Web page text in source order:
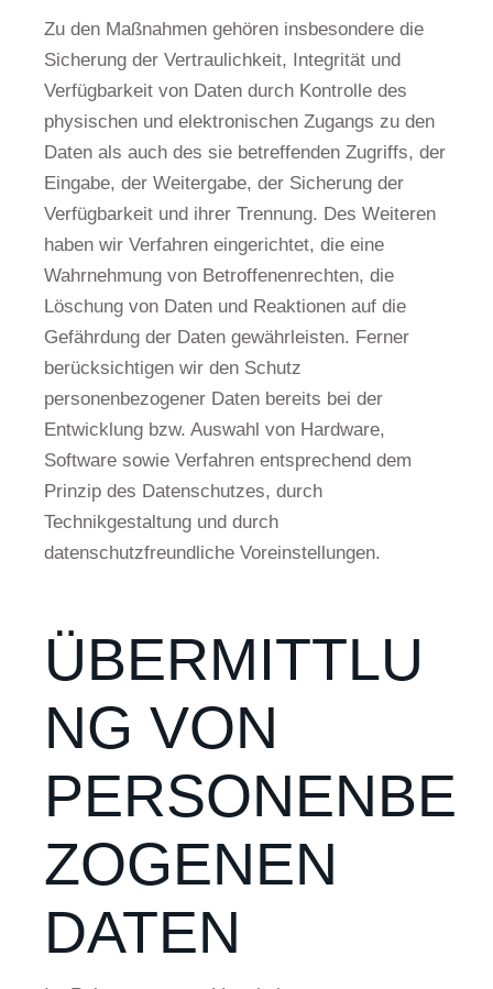
Zu den Maßnahmen gehören insbesondere die
Sicherung der Vertraulichkeit, Integrität und
Verfügbarkeit von Daten durch Kontrolle des
physischen und elektronischen Zugangs zu den
Daten als auch des sie betreffenden Zugriffs, der
Eingabe, der Weitergabe, der Sicherung der
Verfügbarkeit und ihrer Trennung. Des Weiteren
haben wir Verfahren eingerichtet, die eine
Wahrnehmung von Betroffenenrechten, die
Löschung von Daten und Reaktionen auf die
Gefährdung der Daten gewährleisten. Ferner
berücksichtigen wir den Schutz
personenbezogener Daten bereits bei der
Entwicklung bzw. Auswahl von Hardware,
Software sowie Verfahren entsprechend dem
Prinzip des Datenschutzes, durch
Technikgestaltung und durch
datenschutzfreundliche Voreinstellungen.
ÜBERMITTLU
NG VON
PERSONENBE
ZOGENEN
DATEN